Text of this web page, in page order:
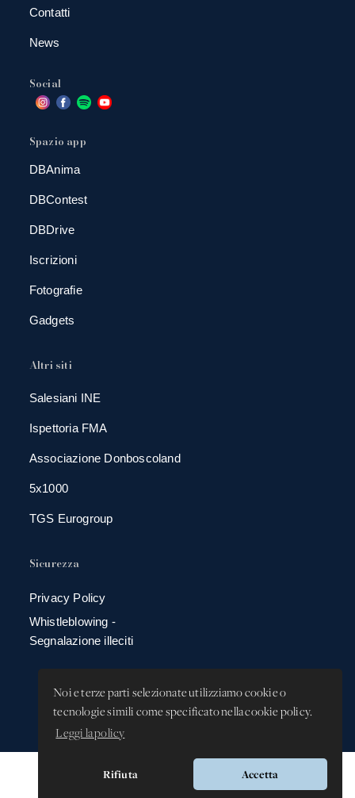
Noi e terze parti selezionate utilizziamo cookie o
tecnologie simili come specificato nella cookie policy.
Leggi la policy
Rifiuta Accetta
Contatti
News
Social
Spazio app
DBAnima
DBContest
DBDrive
Iscrizioni
Fotografie
Gadgets
Altri siti
Salesiani INE
Ispettoria FMA
Associazione Donboscoland
5x1000
TGS Eurogroup
Sicurezza
Privacy Policy
Whistleblowing -
Segnalazione illeciti